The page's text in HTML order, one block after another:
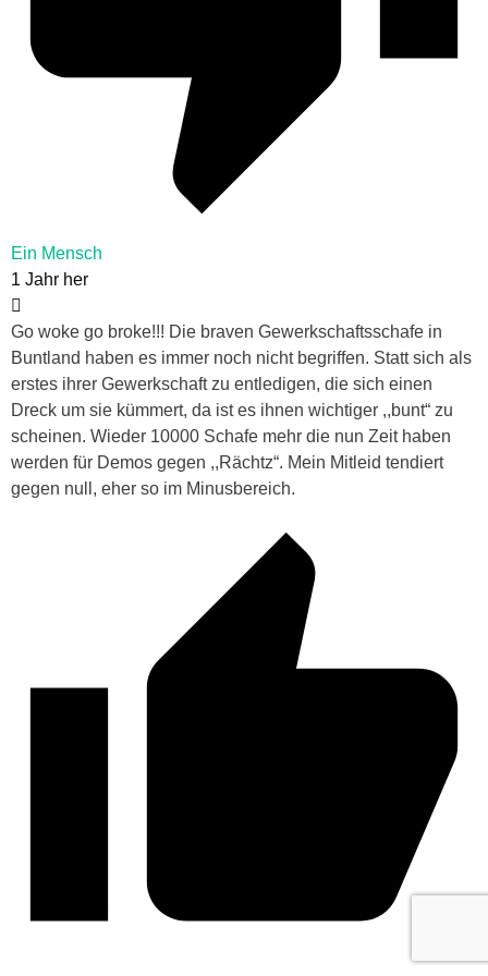
Ein Mensch
1 Jahr her
Go woke go broke!!! Die braven Gewerkschaftsschafe in
Buntland haben es immer noch nicht begriffen. Statt sich als
erstes ihrer Gewerkschaft zu entledigen, die sich einen
Dreck um sie kümmert, da ist es ihnen wichtiger ,,bunt“ zu
scheinen. Wieder 10000 Schafe mehr die nun Zeit haben
werden für Demos gegen ,,Rächtz“. Mein Mitleid tendiert
gegen null, eher so im Minusbereich.